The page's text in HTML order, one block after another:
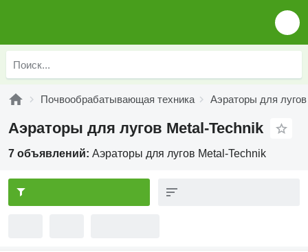
Почвообрабатывающая техника Аэраторы для лугов
Аэраторы для лугов Metal-Technik
7 объявлений: Аэраторы для лугов Metal-Technik